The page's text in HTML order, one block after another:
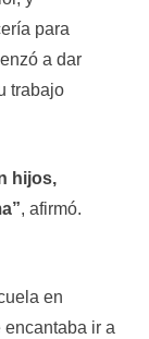
para
a dar
trabajo
hijos,
, afirmó.
en
encantaba ir a